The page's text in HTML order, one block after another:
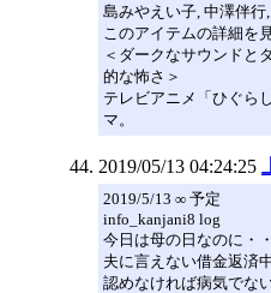
島みやえい子, 中澤伴行
このアイテムの詳細を
＜ダークなサウンドと
的な怖さ＞
テレビアニメ「ひぐら
マ。
2019/05/13 04:24:25
2019/5/13 ∞ 予定
info_kanjani8 log
今日は母の日なのに・
夫に言えない借金返済
認めなければ病気でな